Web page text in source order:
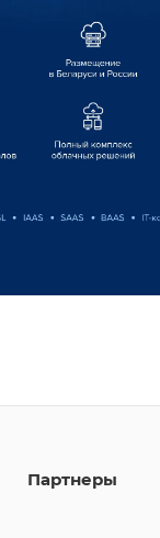
Партнеры